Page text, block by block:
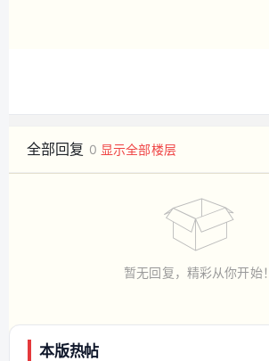
全部回复 0 显示全部楼层
暂无回复，精彩从你开始！
本版热帖